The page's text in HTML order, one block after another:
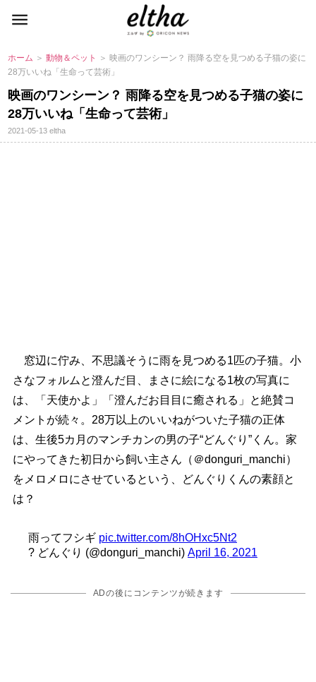
ホーム ＞動物＆ペット
＞ 映画のワンシーン？ 雨降る空を見つめる子猫の姿に
28万いいね「生命って芸術」
映画のワンシーン？ 雨降る空を見つめる子猫の姿に
28万いいね「生命って芸術」
2021-05-13eltha
窓辺に佇み、不思議そうに雨を見つめる1匹の子猫。小
さなフォルムと澄んだ目、まさに絵になる1枚の写真に
は、「天使かよ」「澄んだお目目に癒される」と絶賛コ
メントが続々。28万以上のいいねがついた子猫の正体
は、生後5カ月のマンチカンの男の子“どんぐり”くん。家
にやってきた初日から飼い主さん（＠donguri_manchi）
をメロメロにさせているという、どんぐりくんの素顔と
は？
雨ってフシギ pic.twitter.com/8hOHxc5Nt2
? どんぐり (@donguri_manchi) April 16, 2021
ADの後にコンテンツが続きます